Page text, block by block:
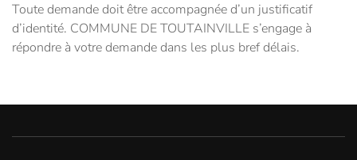
Toute demande doit être accompagnée d’un justificatif
d’identité. COMMUNE DE TOUTAINVILLE s’engage à
répondre à votre demande dans les plus bref délais.